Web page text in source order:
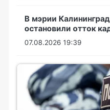
В мэрии
остановили отток
07.08.2026 19:39